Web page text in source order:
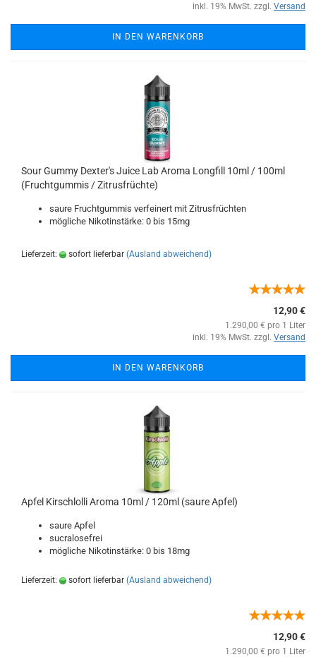
inkl. 19% MwSt. zzgl. Versand
IN DEN WARENKORB
Sour Gummy Dexter's Juice Lab Aroma Longfill 10ml / 100ml
(Fruchtgummis / Zitrusfrüchte)
saure Fruchtgummis verfeinert mit Zitrusfrüchten
mögliche Nikotinstärke: 0 bis 15mg
Lieferzeit: sofort lieferbar (Ausland abweichend)
12,90 €
1.290,00 € pro 1 Liter
inkl. 19% MwSt. zzgl. Versand
IN DEN WARENKORB
Apfel Kirschlolli Aroma 10ml / 120ml (saure Apfel)
saure Apfel
sucralosefrei
mögliche Nikotinstärke: 0 bis 18mg
Lieferzeit: sofort lieferbar (Ausland abweichend)
12,90 €
1.290,00 € pro 1 Liter